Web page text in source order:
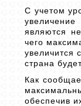
С учетом
являются
чего
увеличится
страна
Как
обеспечив